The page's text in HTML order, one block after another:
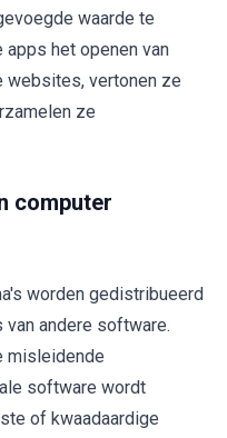
waarde te
het openen van
websites, vertonen ze
ze
computer
worden gedistribueerd
andere software.
misleidende
software wordt
of kwaadaardige